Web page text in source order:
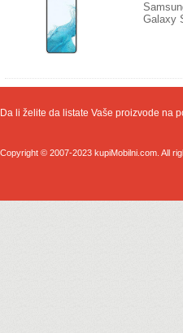
Galaxy
Da li želite da listate Vaše proizvode na
Copyright © 2007-2023 kupiMobilni.com. All